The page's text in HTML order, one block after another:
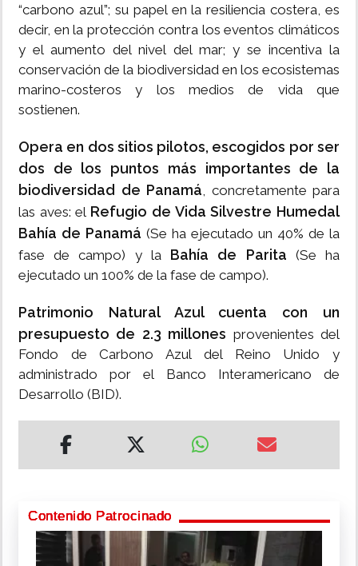
“carbono azul”; su papel en la resiliencia costera, es
decir, en la protección contra los eventos climáticos
y el aumento del nivel del mar; y se incentiva la
conservación de la biodiversidad en los ecosistemas
marino-costeros y los medios de vida que
sostienen.
Opera en dos sitios pilotos, escogidos por ser
dos de los puntos más importantes de la
biodiversidad de Panamá, concretamente para
las aves: el Refugio de Vida Silvestre Humedal
Bahía de Panamá (Se ha ejecutado un 40% de la
fase de campo) y la Bahía de Parita (Se ha
ejecutado un 100% de la fase de campo).
Patrimonio Natural Azul cuenta con un
presupuesto de 2.3 millones provenientes del
Fondo de Carbono Azul del Reino Unido y
administrado por el Banco Interamericano de
Desarrollo (BID).
Contenido Patrocinado